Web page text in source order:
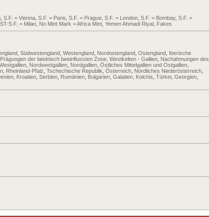
S.F. = Vienna S.F. = Paris S.F. = Prague S.F. = London S.F. = Bombay, S.F. =
ST-S.F. = Milan No Mint Mark = Africa Mint Yemen Ahmadi Riyal Fakes
Südwestengland Westengland Nordostengland Ostengland Iberische
Prägungen der lateinisch beeinflussten Zone Westkelten - Gallien Nachahmungen des
Nordwestgallien Nordgallien Östliches Mittelgallien und Ostgallien
Rheinland-Pfalz Tschechische Republik Österreich Nördliches Niederösterreich
Kroatien Serbien Rumänien Bulgarien Galatien, Kolchis Türkei Georgien